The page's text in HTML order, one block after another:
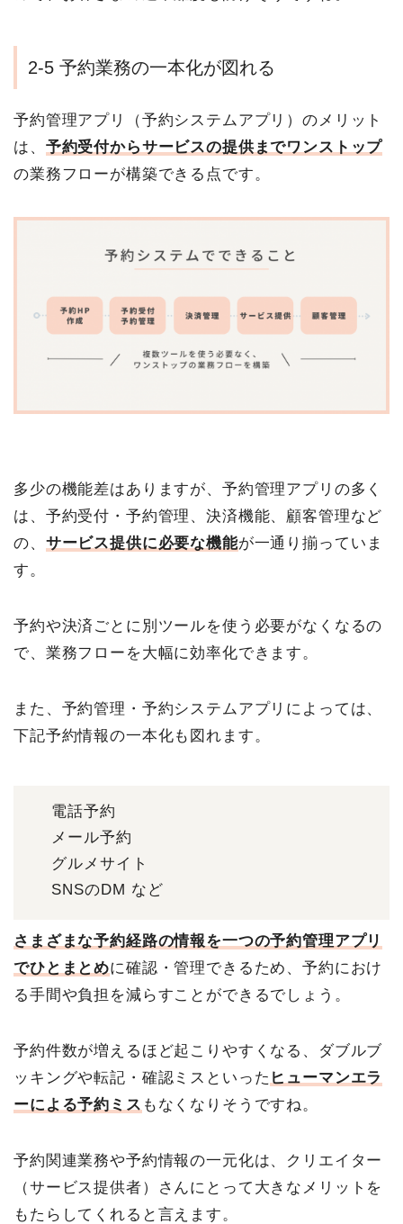
2-5 予約業務の一本化が図れる
予約管理アプリ（予約システムアプリ）のメリット
は、 予約受付からサービスの提供までワンストップ
の業務フローが構築できる点です。
多少の機能差はありますが、予約管理アプリの多く
は、予約受付・予約管理、決済機能、顧客管理など
の、 サービス提供に必要な機能が一通り揃っていま
す。
予約や決済ごとに別ツールを使う必要がなくなるの
で、業務フローを大幅に効率化できます。
また、予約管理・予約システムアプリによっては、
下記予約情報の一本化も図れます。
電話予約
メール予約
グルメサイト
SNSのDM など
さまざまな予約経路の情報を一つの予約管理アプリ
でひとまとめに確認・管理できるため、予約におけ
る手間や負担を減らすことができるでしょう。
予約件数が増えるほど起こりやすくなる、ダブルブ
ッキングや転記・確認ミスといった ヒューマンエラ
ーによる予約ミス もなくなりそうですね。
予約関連業務や予約情報の一元化は、クリエイター
（サービス提供者）さんにとって大きなメリットを
もたらしてくれると言えます。